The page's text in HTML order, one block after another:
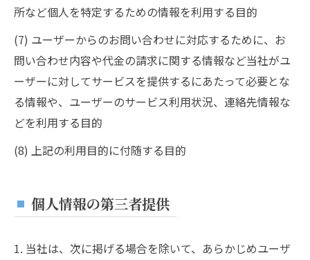
所など個人を特定するための情報を利用する目的
(7) ユーザーからのお問い合わせに対応するために、お
問い合わせ内容や代金の請求に関する情報など当社がユ
ーザーに対してサービスを提供するにあたって必要とな
る情報や、ユーザーのサービス利用状況、連絡先情報な
どを利用する目的
(8) 上記の利用目的に付随する目的
個人情報の第三者提供
1. 当社は、次に掲げる場合を除いて、あらかじめユーザ